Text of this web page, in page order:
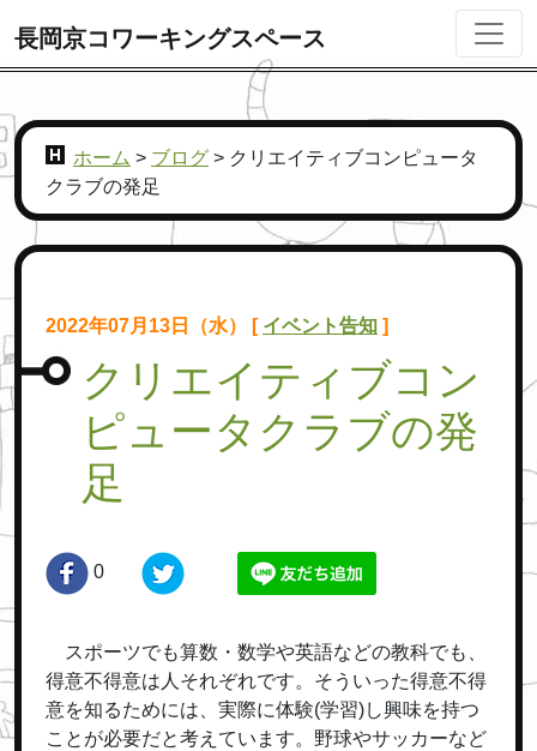
長岡京コワーキングスペース
ホーム > ブログ > クリエイティブコンピュータ
クラブの発足
2022年07月13日（水） [ イベント告知 ]
クリエイティブコン
ピュータクラブの発
足
0
スポーツでも算数・数学や英語などの教科でも、
得意不得意は人それぞれです。そういった得意不得
意を知るためには、実際に体験(学習)し興味を持つ
ことが必要だと考えています。野球やサッカーなど